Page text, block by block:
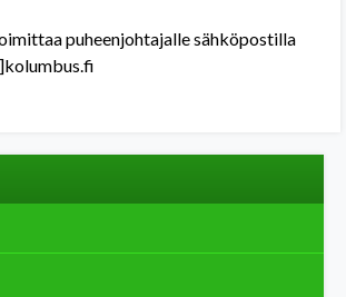
puheenjohtajalle sähköpostilla